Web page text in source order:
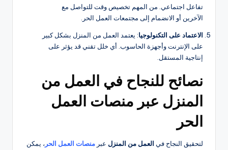
تفاعل اجتماعي. من المهم تخصيص وقت للتواصل مع
الآخرين أو الانضمام إلى مجتمعات العمل الحر.
الاعتماد على التكنولوجيا: يعتمد العمل من المنزل بشكل كبير
على الإنترنت وأجهزة الحاسوب. أي خلل تقني قد يؤثر على
إنتاجية المستقل.
نصائح للنجاح في العمل من
المنزل عبر منصات العمل
الحر
لتحقيق النجاح في العمل من المنزل عبر منصات العمل الحر ، يمكن